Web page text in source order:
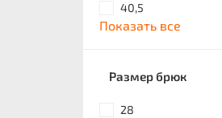
40,5
Показать все
Размер брюк
28